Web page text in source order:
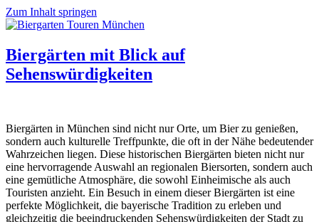
Zum Inhalt springen
Biergärten mit Blick auf
Sehenswürdigkeiten
Biergärten in München sind nicht nur Orte, um Bier zu genießen,
sondern auch kulturelle Treffpunkte, die oft in der Nähe bedeutender
Wahrzeichen liegen. Diese historischen Biergärten bieten nicht nur
eine hervorragende Auswahl an regionalen Biersorten, sondern auch
eine gemütliche Atmosphäre, die sowohl Einheimische als auch
Touristen anzieht. Ein Besuch in einem dieser Biergärten ist eine
perfekte Möglichkeit, die bayerische Tradition zu erleben und
gleichzeitig die beeindruckenden Sehenswürdigkeiten der Stadt zu